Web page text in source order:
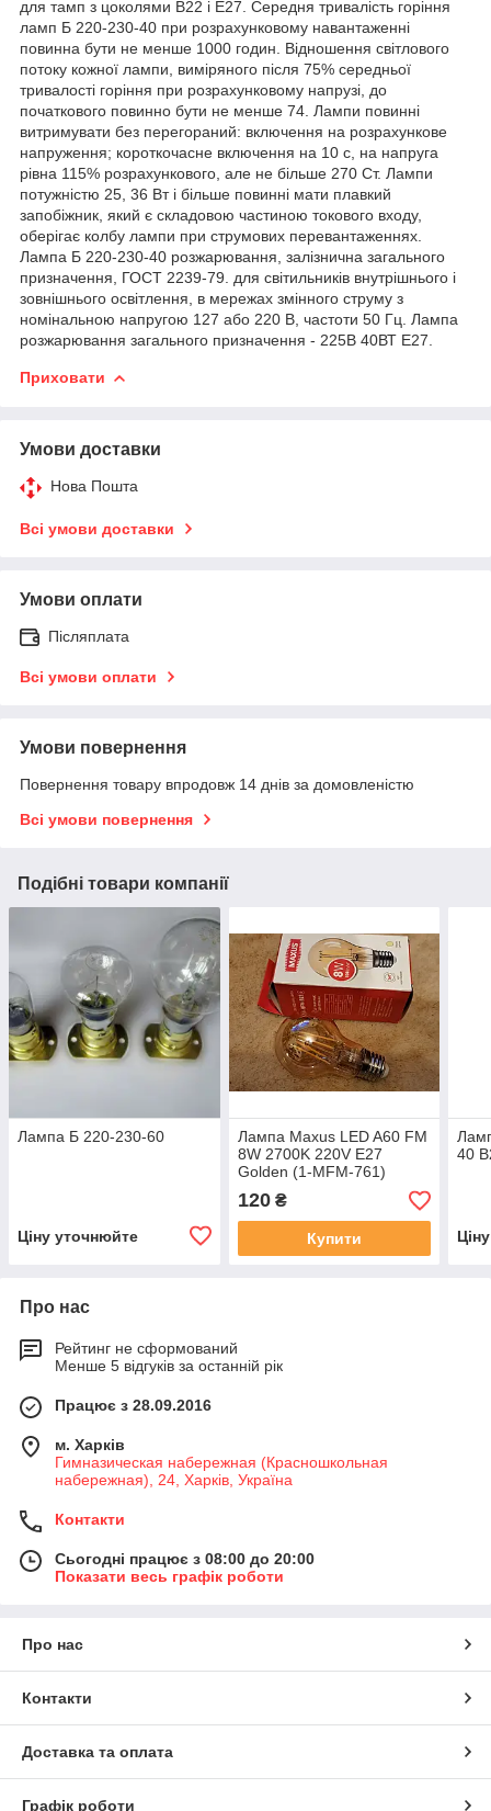
для тамп з цоколями В22 і Е27. Середня тривалість горіння
ламп Б 220-230-40 при розрахунковому навантаженні
повинна бути не менше 1000 годин. Відношення світлового
потоку кожної лампи, виміряного після 75% середньої
тривалості горіння при розрахунковому напрузі, до
початкового повинно бути не менше 74. Лампи повинні
витримувати без перегораний: включення на розрахункове
напруження; короткочасне включення на 10 с, на напруга
рівна 115% розрахункового, але не більше 270 Ст. Лампи
потужністю 25, 36 Вт і більше повинні мати плавкий
запобіжник, який є складовою частиною токового входу,
оберігає колбу лампи при струмових перевантаженнях.
Лампа Б 220-230-40 розжарювання, залізнична загального
призначення, ГОСТ 2239-79. для світильників внутрішнього і
зовнішнього освітлення, в мережах змінного струму з
номінальною напругою 127 або 220 В, частоти 50 Гц. Лампа
розжарювання загального призначення - 225В 40ВТ E27.
Приховати
Умови доставки
Нова Пошта
Всі умови доставки
Умови оплати
Післяплата
Всі умови оплати
Умови повернення
Повернення товару впродовж 14 днів за домовленістю
Всі умови повернення
Подібні товари компанії
Лампа Б 220-230-60
Ціну уточнюйте
Лампа Maxus LED A60 FM
8W 2700K 220V E27
Golden (1-MFM-761)
120₴
Купити
40
Про нас
Рейтинг не сформований
Менше 5 відгуків за останній рік
Працює з 28.09.2016
м. Харків
Гимназическая набережная (Красношкольная
набережная), 24, Харків, Україна
Контакти
Сьогодні працює з 08:00 до 20:00
Показати весь графік роботи
Про нас
Контакти
Доставка та оплата
Графік роботи